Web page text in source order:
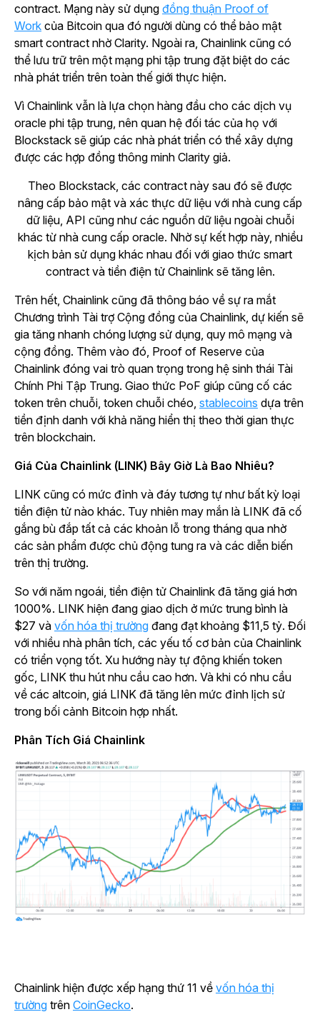
contract. Mạng này sử dụng đồng thuận Proof of
Work của Bitcoin qua đó người dùng có thể bảo mật
smart contract nhờ Clarity. Ngoài ra, Chainlink cũng có
thể lưu trữ trên một mạng phi tập trung đặt biệt do các
nhà phát triển trên toàn thế giới thực hiện.
Vì Chainlink vẫn là lựa chọn hàng đầu cho các dịch vụ
oracle phi tập trung, nên quan hệ đối tác của họ với
Blockstack sẽ giúp các nhà phát triển có thể xây dựng
được các hợp đồng thông minh Clarity giả.
Theo Blockstack, các contract này sau đó sẽ được
nâng cấp bảo mật và xác thực dữ liệu với nhà cung cấp
dữ liệu, API cũng như các nguồn dữ liệu ngoài chuỗi
khác từ nhà cung cấp oracle. Nhờ sự kết hợp này, nhiều
kịch bản sử dụng khác nhau đối với giao thức smart
contract và tiền điện tử Chainlink sẽ tăng lên.
Trên hết, Chainlink cũng đã thông báo về sự ra mắt
Chương trình Tài trợ Cộng đồng của Chainlink, dự kiến sẽ
gia tăng nhanh chóng lượng sử dụng, quy mô mạng và
cộng đồng. Thêm vào đó, Proof of Reserve của
Chainlink đóng vai trò quan trọng trong hệ sinh thái Tài
Chính Phi Tập Trung. Giao thức PoF giúp cũng cố các
token trên chuỗi, token chuỗi chéo, stablecoins dựa trên
tiền định danh với khả năng hiển thị theo thời gian thực
trên blockchain.
Giá Của Chainlink (LINK) Bây Giờ Là Bao Nhiêu?
LINK cũng có mức đỉnh và đáy tương tự như bất kỳ loại
tiền điện tử nào khác. Tuy nhiên may mắn là LINK đã cố
gắng bù đắp tất cả các khoản lỗ trong tháng qua nhờ
các sản phẩm được chủ động tung ra và các diễn biến
trên thị trường.
So với năm ngoái, tiền điện tử Chainlink đã tăng giá hơn
1000%. LINK hiện đang giao dịch ở mức trung bình là
$27 và vốn hóa thị trường đang đạt khoảng $11,5 tỷ. Đối
với nhiều nhà phân tích, các yếu tố cơ bản của Chainlink
có triển vọng tốt. Xu hướng này tự động khiến token
gốc, LINK thu hút nhu cầu cao hơn. Và khi có nhu cầu
về các altcoin, giá LINK đã tăng lên mức đỉnh lịch sử
trong bối cảnh Bitcoin hợp nhất.
Phân Tích Giá Chainlink
Chainlink hiện được xếp hạng thứ 11 về vốn hóa thị
trường trên CoinGecko.